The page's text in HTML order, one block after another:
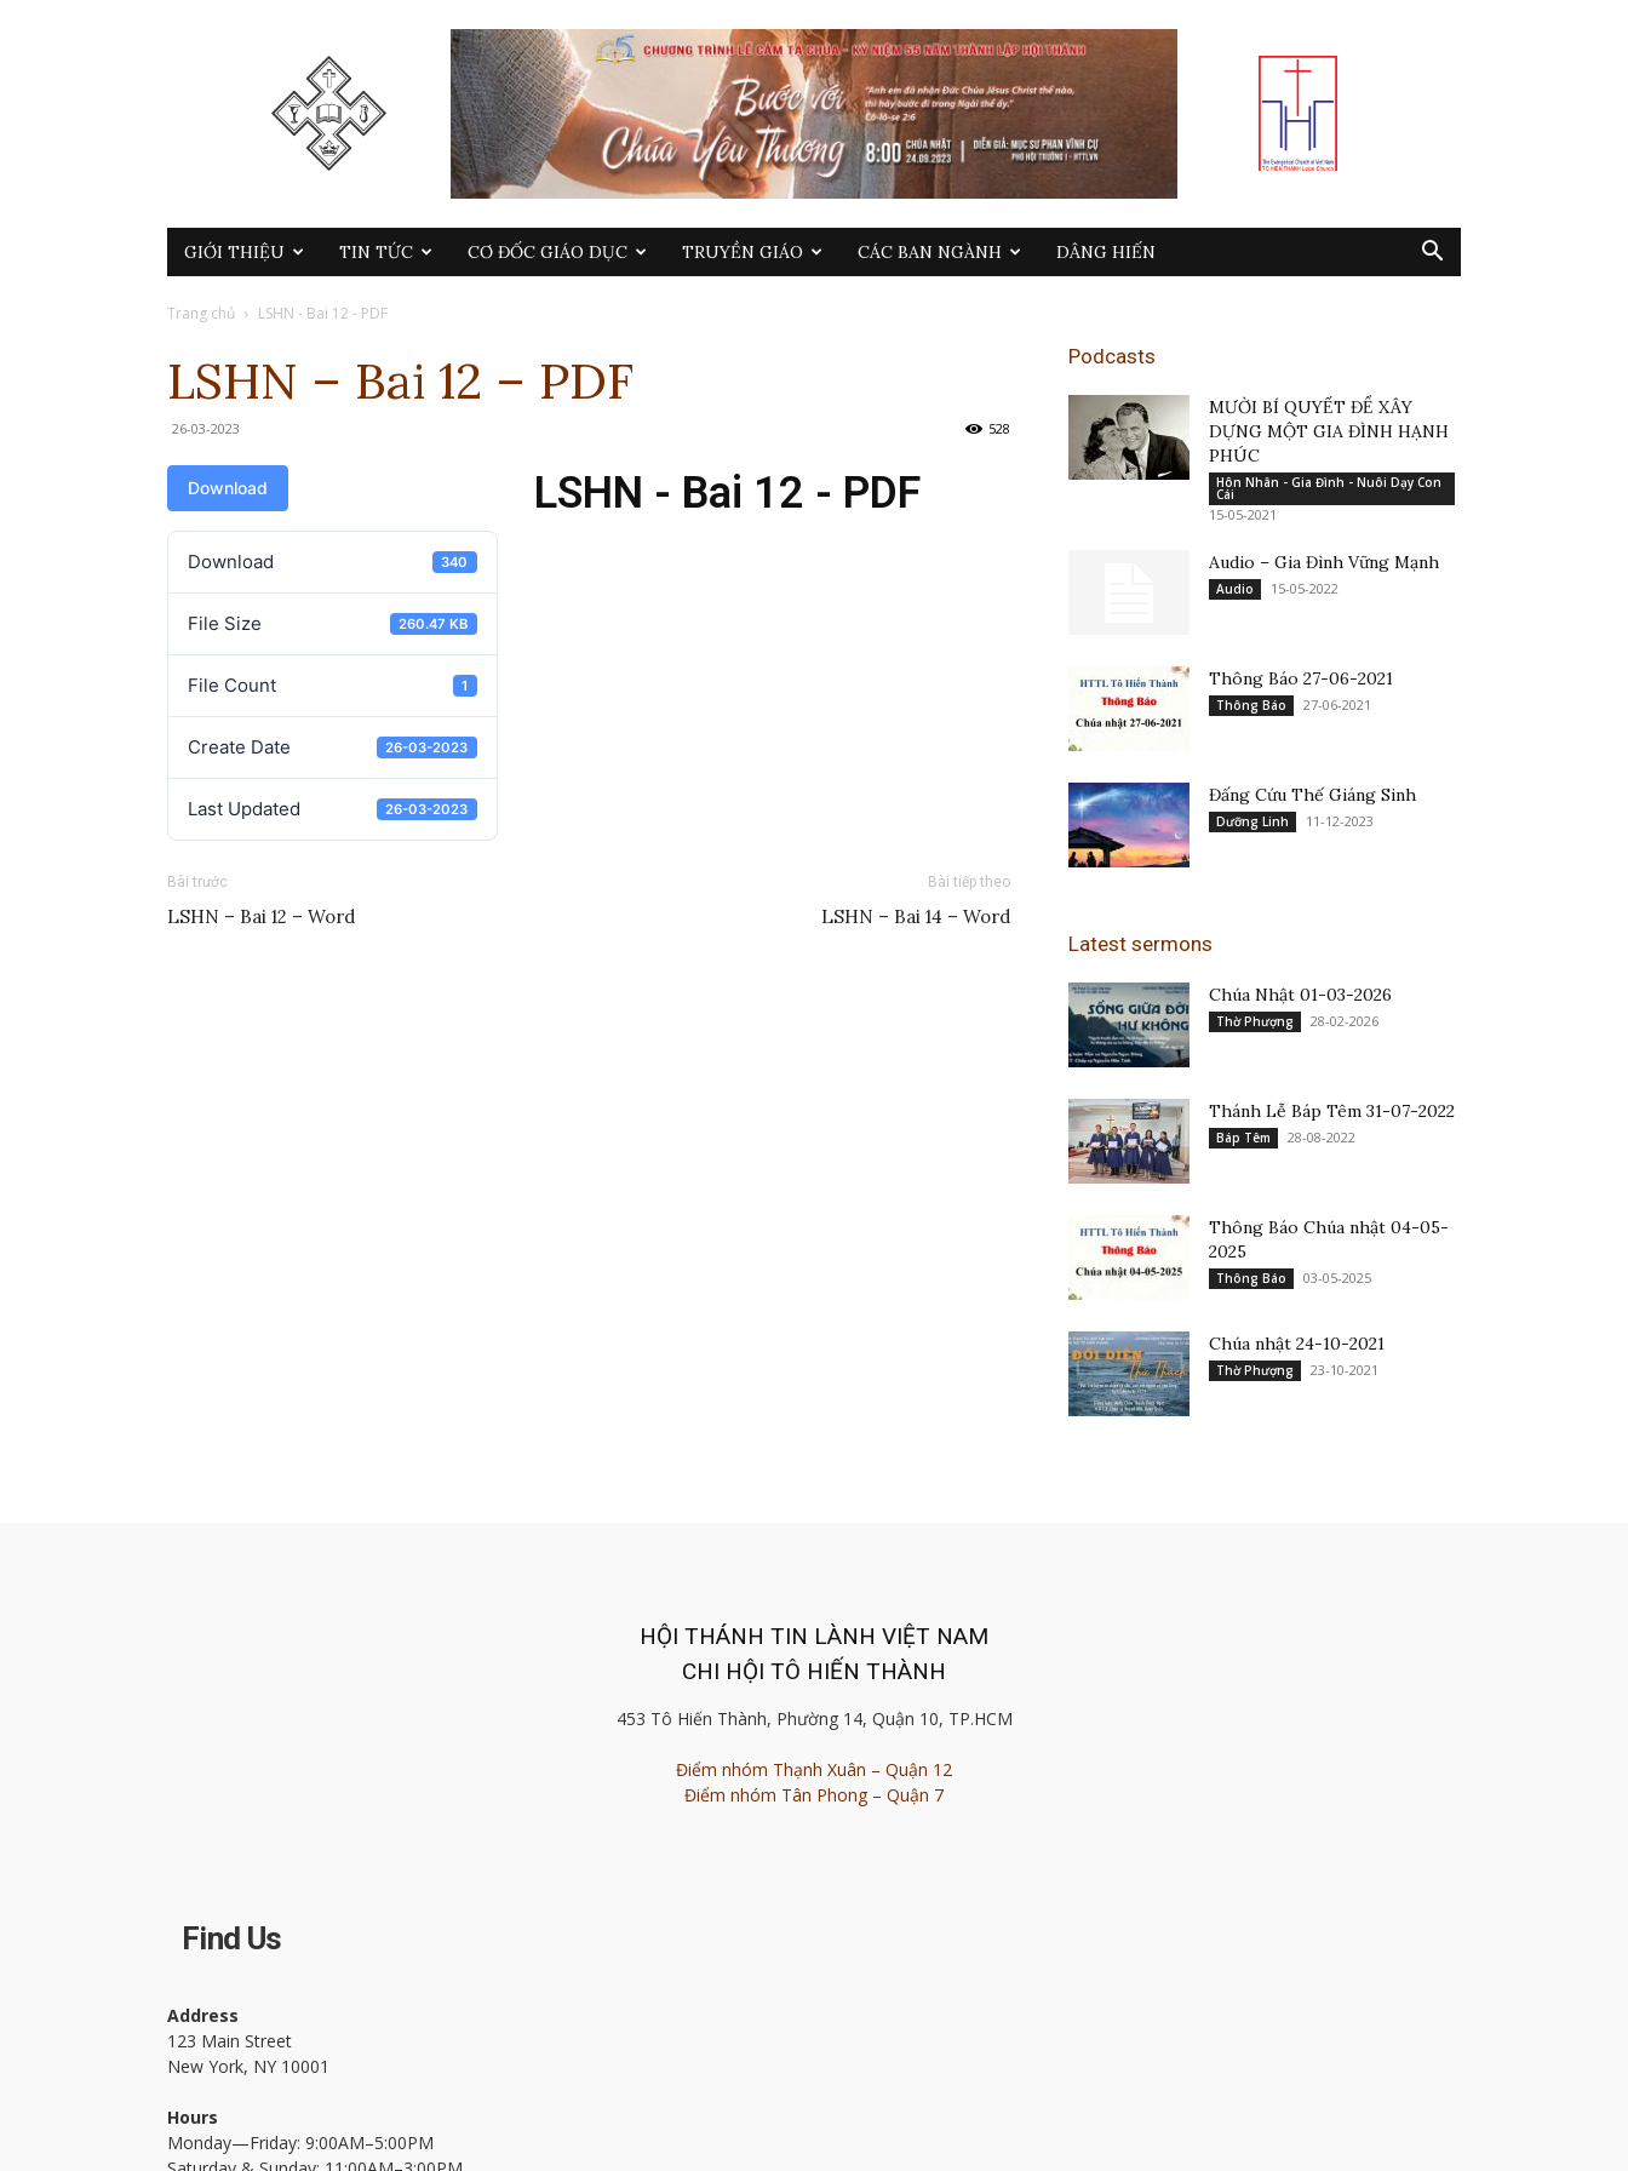
GIỚI THIỆU TIN TỨC CƠ ĐỐC GIÁO DỤC TRUYỀN GIÁO CÁC BAN NGÀNH DÂNG HIẾN
Trang chủ LSHN - Bai 12 - PDF
LSHN – Bai 12 – PDF
26-03-2023 528
Download
Download 340
File Size 260.47 KB
File Count 1
Create Date 26-03-2023
Last Updated 26-03-2023
LSHN - Bai 12 - PDF
Bài trước
LSHN – Bai 12 – Word
Bài tiếp theo
LSHN – Bai 14 – Word
Podcasts
MƯỜI BÍ QUYẾT ĐỂ XÂY
DỰNG MỘT GIA ĐÌNH HẠNH
PHÚC
Hôn Nhân - Gia Đình - Nuôi Dạy Con
Cái
15-05-2021
Audio – Gia Đình Vững Mạnh
Audio 15-05-2022
Thông Báo 27-06-2021
Thông Báo 27-06-2021
Đấng Cứu Thế Giáng Sinh
Dưỡng Linh 11-12-2023
Latest sermons
Chúa Nhật 01-03-2026
Thờ Phượng 28-02-2026
Thánh Lễ Báp Têm 31-07-2022
Báp Têm 28-08-2022
Thông Báo Chúa nhật 04-05-
2025
Thông Báo 03-05-2025
Chúa nhật 24-10-2021
Thờ Phượng 23-10-2021
HỘI THÁNH TIN LÀNH VIỆT NAM
CHI HỘI TÔ HIẾN THÀNH
453 Tô Hiến Thành, Phường 14, Quận 10, TP.HCM
Điểm nhóm Thạnh Xuân – Quận 12
Điểm nhóm Tân Phong – Quận 7
Find Us
Address
123 Main Street
New York, NY 10001
Hours
Monday—Friday: 9:00AM–5:00PM